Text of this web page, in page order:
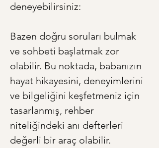
deneyebilirsiniz:
Bazen doğru soruları bulmak
ve sohbeti başlatmak zor
olabilir. Bu noktada, babanızın
hayat hikayesini, deneyimlerini
ve bilgeliğini keşfetmeniz için
tasarlanmış, rehber
niteliğindeki anı defterleri
değerli bir araç olabilir.